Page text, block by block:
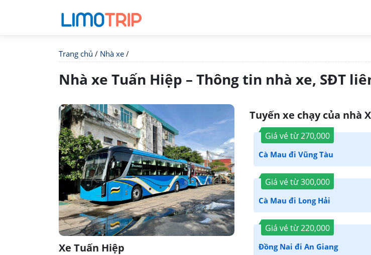
Trang chủ / Nhà xe /
Nhà xe Tuấn Hiệp – Thông tin nhà xe, SĐT
Xe Tuấn Hiệp
Tuyến xe chạy của nhà
Giá vé từ270,000
Cà Mau đi Vũng Tàu
Giá vé từ300,000
Cà Mau đi Long Hải
Giá vé từ220,000
Đồng Nai đi An Giang